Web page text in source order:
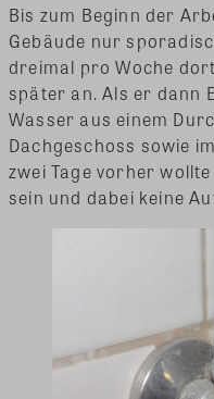
Bis zum Beginn der
Gebäude nur
dreimal pro Woche
später an. Als er dann
Wasser aus einem
Dachgeschoss sowie
zwei Tage vorher
sein und dabei keine